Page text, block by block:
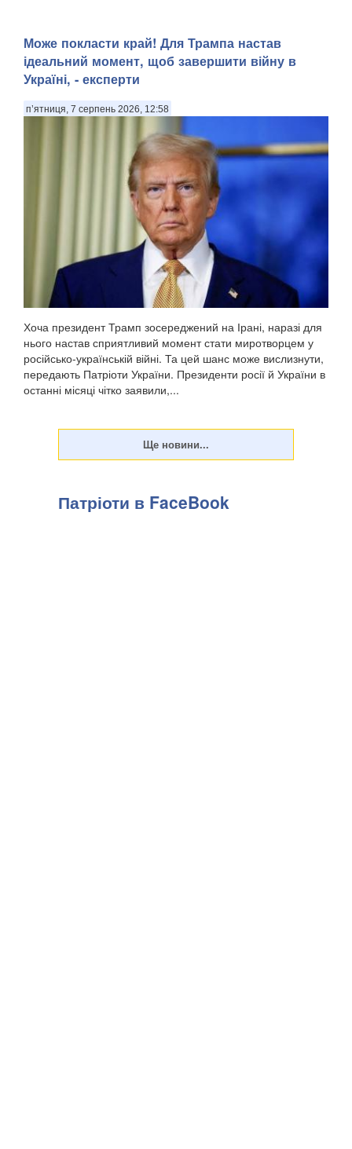
Може покласти край! Для Трампа настав
ідеальний момент, щоб завершити війну в
Україні, - експерти
п’ятниця, 7 серпень 2026, 12:58
Хоча президент Трамп зосереджений на Ірані, наразі для
нього настав сприятливий момент стати миротворцем у
російсько-українській війні. Та цей шанс може вислизнути,
передають Патріоти України. Президенти росії й України в
останні місяці чітко заявили,...
Патріоти в FaceBook